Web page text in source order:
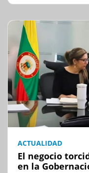
ACTUALIDAD
El negocio
en la